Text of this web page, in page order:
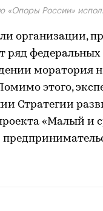
«Опоры России»
организации,
ряд федеральных
моратория
этого,
Стратегии
«Малый и